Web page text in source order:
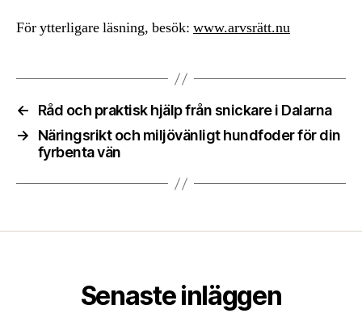
För ytterligare läsning, besök: www.arvsrätt.nu
←
Råd och praktisk hjälp från snickare i Dalarna
→
Näringsrikt och miljövänligt hundfoder för din
fyrbenta vän
Senaste inläggen